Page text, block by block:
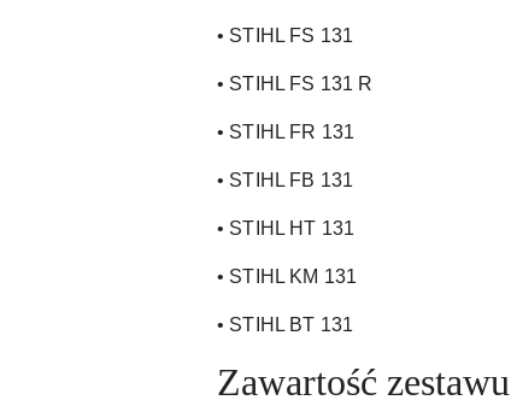
• STIHL FS 131
• STIHL FS 131 R
• STIHL FR 131
• STIHL FB 131
• STIHL HT 131
• STIHL KM 131
• STIHL BT 131
Zawartość zestawu